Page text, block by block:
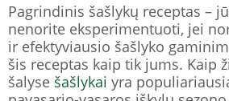
Pagrindinis šašlykų receptas –
nenorite eksperimentuoti, jei
ir efektyviausio šašlyko
šis receptas kaip tik jums. Kaip
šalyse šašlykai yra